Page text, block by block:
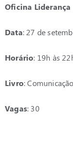
Oficina
Data: 27 de
Horário: 19h às
Livro:
Vagas: 30